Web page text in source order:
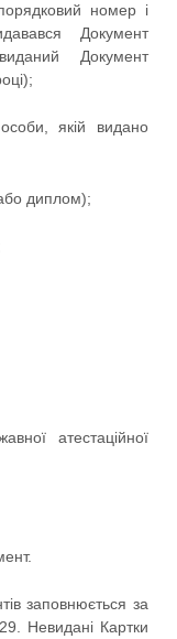
номер і
Документ
Документ
якій видано
диплом);
атестаційної
заповнюється за
Невидані Картки